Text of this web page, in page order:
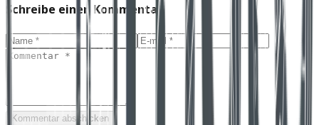
Schreibe einen Kommentar
Kommentar abschicken